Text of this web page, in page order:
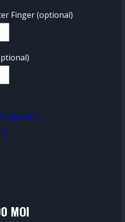
Finger(optional)
MOI